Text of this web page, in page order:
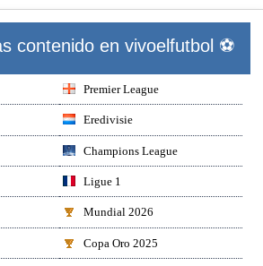
contenido en vivoelfutbol ⚽
Premier League
Eredivisie
Champions League
Ligue 1
Mundial 2026
Copa Oro 2025